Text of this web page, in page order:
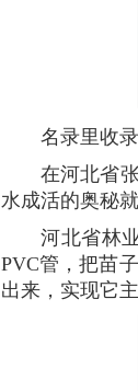
名录里收
在河北省
水成活的奥秘
河北省林
PVC管，把苗
出来，实现它